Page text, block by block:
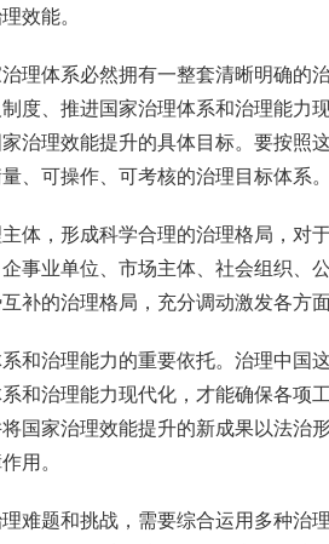
效能。
理体系必然拥有一整套清晰明确的
度、推进国家治理体系和治理能力
治理效能提升的具体目标。要按照
、可操作、可考核的治理目标体系。
体，形成科学合理的治理格局，对
事业单位、市场主体、社会组织、
补的治理格局，充分调动激发各方
和治理能力的重要依托。治理中国
和治理能力现代化，才能确保各项
国家治理效能提升的新成果以法治
用。
难题和挑战，需要综合运用多种治